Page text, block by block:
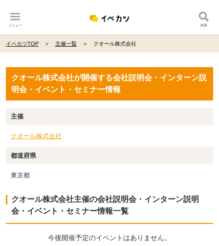
メニュー 検索
イベカツTOP 主催一覧 クオール株式会社
クオール株式会社が開催する会社説明会・インターン説
明会・イベント・セミナー情報
主催
クオール株式会社
都道府県
東京都
クオール株式会社主催の会社説明会・インターン説明
会・イベント・セミナー情報一覧
今後開催予定のイベントはありません。